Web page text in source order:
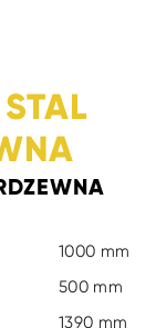
1000 mm
500 mm
1390 mm